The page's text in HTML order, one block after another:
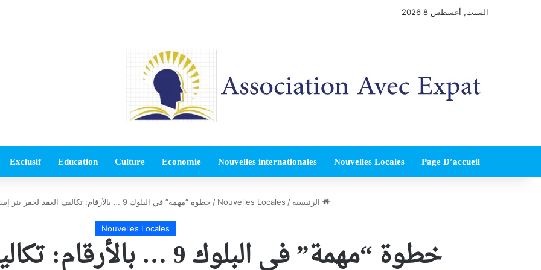
السبت, أغسطس 8 2026
Page D’accueil
Nouvelles Locales
Nouvelles internationales
Economie
Culture
Education
Exclusif
الرئيسية /
Nouvelles Locales
/ خطوة “مهمة” في البلوك 9 … بالأرقام: تكاليف العقد لحفر بئر إستكشافي – إنتاجي!
Nouvelles Locales
خطوة “مهمة” في البلوك 9 …